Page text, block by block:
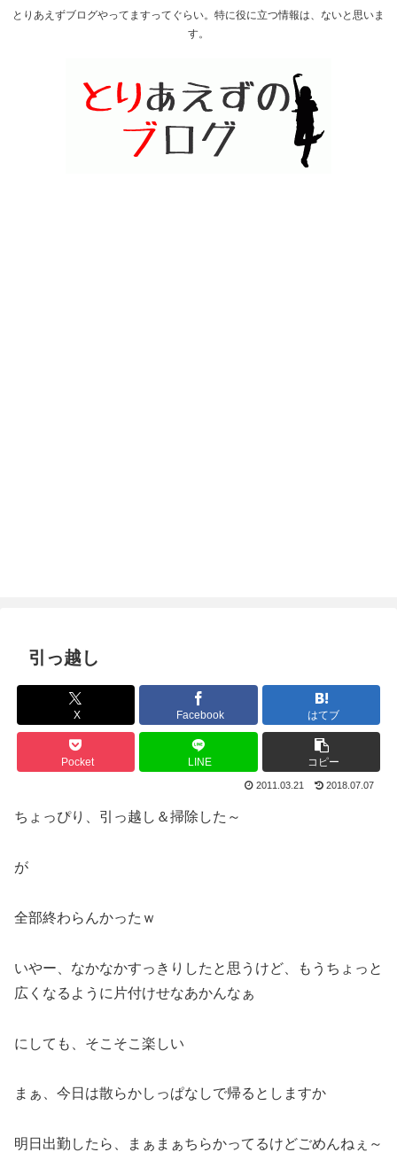
とりあえずブログやってますってぐらい。特に役に立つ情報は、ないと思いま
す。
引っ越し
X Facebook はてブ
Pocket LINE コピー
2011.03.21 2018.07.07
ちょっぴり、引っ越し＆掃除した～
が
全部終わらんかったｗ
いやー、なかなかすっきりしたと思うけど、もうちょっと
広くなるように片付けせなあかんなぁ
にしても、そこそこ楽しい
まぁ、今日は散らかしっぱなしで帰るとしますか
明日出勤したら、まぁまぁちらかってるけどごめんねぇ～